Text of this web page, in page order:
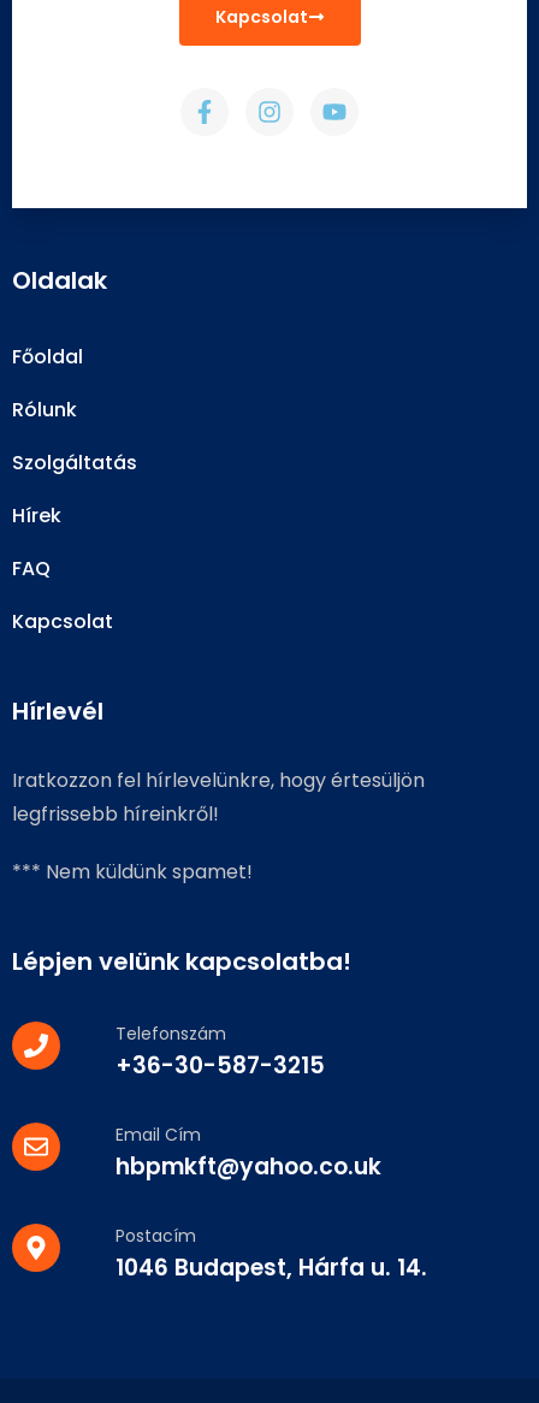
Kapcsolat
Oldalak
Főoldal
Rólunk
Szolgáltatás
Hírek
FAQ
Kapcsolat
Hírlevél
Iratkozzon fel hírlevelünkre, hogy értesüljön
legfrissebb híreinkről!
*** Nem küldünk spamet!
Lépjen velünk kapcsolatba!
Telefonszám
+36-30-587-3215
Email Cím
hbpmkft@yahoo.co.uk
Postacím
1046 Budapest, Hárfa u. 14.